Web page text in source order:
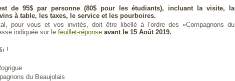
de 95$ par personne (80$ pour les étudiants), incluant la visite, la
à table, les taxes, le service et les pourboires.
pour vous et vos invités, doit être libellé à l’ordre des «Compagnons du
indiquée sur le feuillet-réponse avant le 15 Août 2019.
!
du Beaujolais